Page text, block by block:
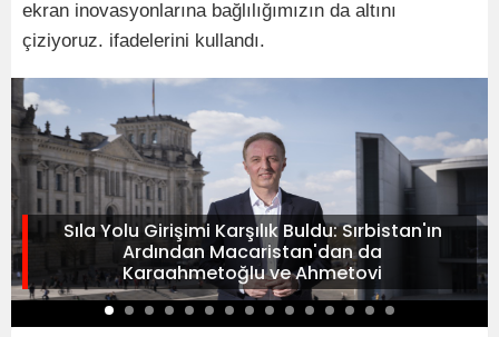
ekran inovasyonlarına bağlılığımızın da altını
çiziyoruz. ifadelerini kullandı.
Sıla Yolu Girişimi Karşılık Buldu: Sırbistan'ın
Ardından Macaristan'dan da
Karaahmetoğlu ve Ahmetovi